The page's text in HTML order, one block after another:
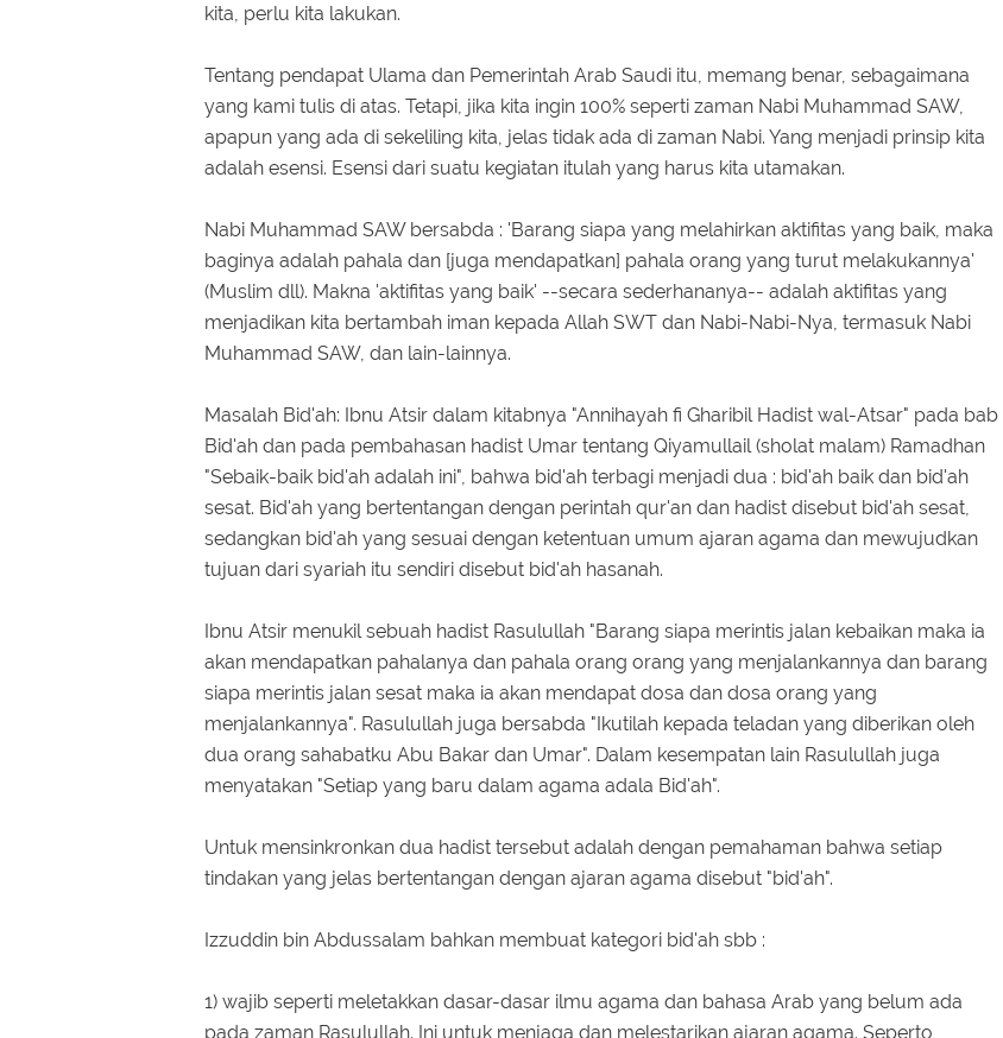
kita, perlu kita lakukan.
Tentang pendapat Ulama dan Pemerintah Arab Saudi itu, memang benar, sebagaimana
yang kami tulis di atas. Tetapi, jika kita ingin 100% seperti zaman Nabi Muhammad SAW,
apapun yang ada di sekeliling kita, jelas tidak ada di zaman Nabi. Yang menjadi prinsip kita
adalah esensi. Esensi dari suatu kegiatan itulah yang harus kita utamakan.
Nabi Muhammad SAW bersabda : 'Barang siapa yang melahirkan aktifitas yang baik, maka
baginya adalah pahala dan [juga mendapatkan] pahala orang yang turut melakukannya'
(Muslim dll). Makna 'aktifitas yang baik' --secara sederhananya-- adalah aktifitas yang
menjadikan kita bertambah iman kepada Allah SWT dan Nabi-Nabi-Nya, termasuk Nabi
Muhammad SAW, dan lain-lainnya.
Masalah Bid'ah: Ibnu Atsir dalam kitabnya "Annihayah fi Gharibil Hadist wal-Atsar" pada bab
Bid'ah dan pada pembahasan hadist Umar tentang Qiyamullail (sholat malam) Ramadhan
"Sebaik-baik bid'ah adalah ini", bahwa bid'ah terbagi menjadi dua : bid'ah baik dan bid'ah
sesat. Bid'ah yang bertentangan dengan perintah qur'an dan hadist disebut bid'ah sesat,
sedangkan bid'ah yang sesuai dengan ketentuan umum ajaran agama dan mewujudkan
tujuan dari syariah itu sendiri disebut bid'ah hasanah.
Ibnu Atsir menukil sebuah hadist Rasulullah "Barang siapa merintis jalan kebaikan maka ia
akan mendapatkan pahalanya dan pahala orang orang yang menjalankannya dan barang
siapa merintis jalan sesat maka ia akan mendapat dosa dan dosa orang yang
menjalankannya". Rasulullah juga bersabda "Ikutilah kepada teladan yang diberikan oleh
dua orang sahabatku Abu Bakar dan Umar". Dalam kesempatan lain Rasulullah juga
menyatakan "Setiap yang baru dalam agama adala Bid'ah".
Untuk mensinkronkan dua hadist tersebut adalah dengan pemahaman bahwa setiap
tindakan yang jelas bertentangan dengan ajaran agama disebut "bid'ah".
Izzuddin bin Abdussalam bahkan membuat kategori bid'ah sbb :
1) wajib seperti meletakkan dasar-dasar ilmu agama dan bahasa Arab yang belum ada
pada zaman Rasulullah. Ini untuk menjaga dan melestarikan ajaran agama. Seperto